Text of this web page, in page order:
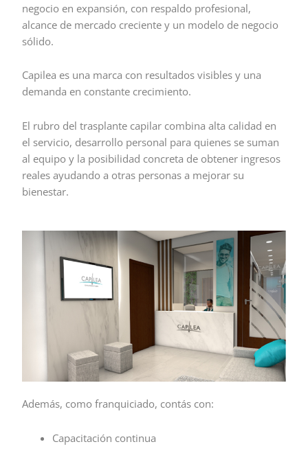
negocio en expansión, con respaldo profesional,
alcance de mercado creciente y un modelo de negocio
sólido.
Capilea es una marca con resultados visibles y una
demanda en constante crecimiento.
El rubro del trasplante capilar combina alta calidad en
el servicio, desarrollo personal para quienes se suman
al equipo y la posibilidad concreta de obtener ingresos
reales ayudando a otras personas a mejorar su
bienestar.
Además, como franquiciado, contás con:
Capacitación continua